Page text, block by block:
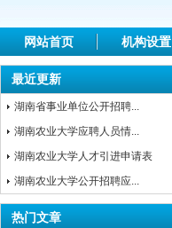
网站首页 机构设置
最近更新
湖南省事业单位公开招聘...
湖南农业大学应聘人员情...
湖南农业大学人才引进申请表
湖南农业大学公开招聘应...
热门文章